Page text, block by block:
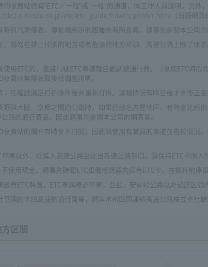
收費站標有"ETC／一般"或"一般"的通道，向工作人員說明。另外
dc2.c-nexco.co.jp/etc/etc_guide/howto/printer.html
（日語網
與汽車儀表、導航儀顯示的距離會有所差異。請事先參閲本公司的
，請勿在禁止掉頭的地方或者危險的地方掉頭。高速公路上除了休
用ETC的，直接行駛ETC車道就自動調整通行費。（收取ETC時
費站無需收取後續調整證明。
在確認滿足打折條件後會重新打折。這種情況有時日後才會修正金
野與大阪、京都之間的公路時，如果行經名古屋地区，有時會比經
路的通行費高，因此請事先參閲本公司的網頁等。
費站的欄杆有時會不打開，因此請使用有職員的車道並告知情況
車以外，從進入高速公路至駛出高速公路期間，請保持ETC卡插入
使用現金。請事先確認ETC車載感應器内插有ETC卡，在欄杆前停
費ETC裝置，ETC車請務必停車。並且，安房峠公路以經過該区間
管理的本四高速的通行費等，請與本州四国連絡高速公路株式会社確
区間